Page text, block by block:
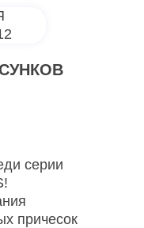
серии
причесок